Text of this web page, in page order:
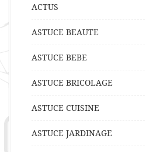
ACTUS
ASTUCE BEAUTE
ASTUCE BEBE
ASTUCE BRICOLAGE
ASTUCE CUISINE
ASTUCE JARDINAGE